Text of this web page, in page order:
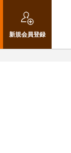
新規会員登録